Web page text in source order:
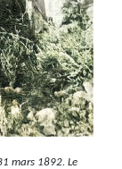
mars 1892. Le